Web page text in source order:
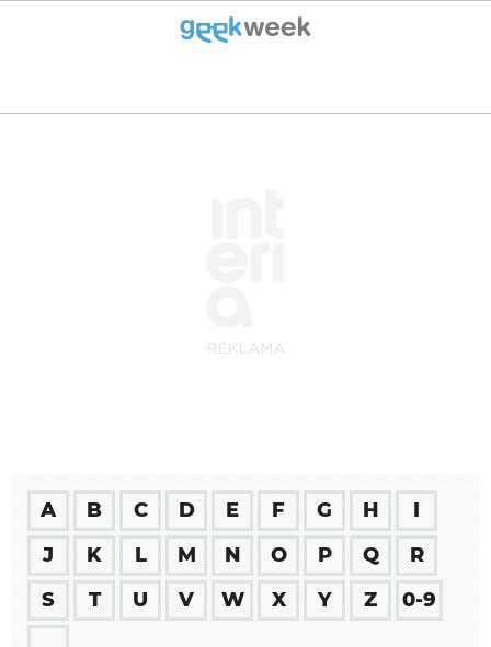
A B C D E F G H
I
J
K L M N O P Q
R
S
T U V W X Y Z
0-9